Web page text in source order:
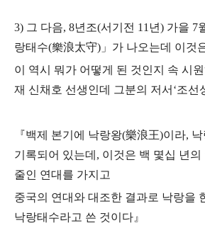
3) 그 다음, 8년조(서기전 11년) 가을 7
랑태수(樂浪太守)」가 나오는데 이것
이 역시 뭐가 어떻게 된 것인지 속 시
재 신채호 선생인데 그분의 저서‘조선
『백제 본기에 낙랑왕(樂浪王)이라,
기록되어 있는데, 이것은 백 몇십 년
줄인 연대를 가지고
중국의 연대와 대조한 결과로 낙랑을
낙랑태수라고 쓴 것이다』